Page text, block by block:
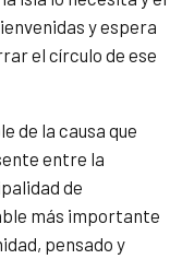
y espera
el círculo de ese
de la causa que
entre la
de
más importante
pensado y